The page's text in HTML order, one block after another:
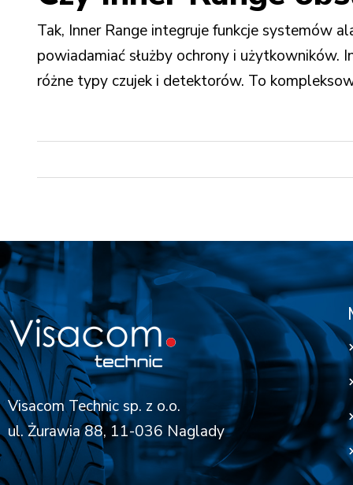
Tak, Inner Range integruje funkcje systemów
powiadamiać służby ochrony i użytkowników.
różne typy czujek i detektorów. To
Visacom Technic sp. z o.o.
ul. Żurawia 88, 11-036 Naglady